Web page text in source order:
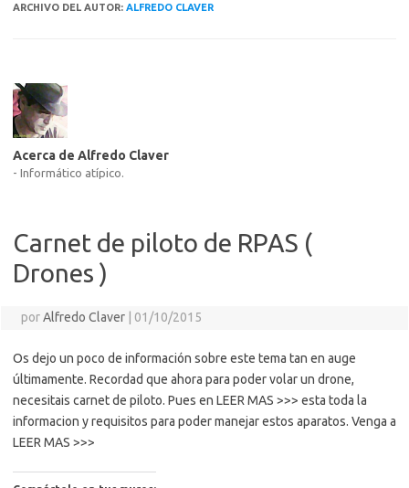
ARCHIVO DEL AUTOR: ALFREDO CLAVER
Acerca de Alfredo Claver
- Informático atípico.
Carnet de piloto de RPAS (
‪Drones‬ )
porAlfredo Claver 01/10/2015
Os dejo un poco de información sobre este tema tan en auge
últimamente. Recordad que ahora para poder volar un drone,
necesitais carnet de piloto. Pues en LEER MAS >>> esta toda la
informacion y requisitos para poder manejar estos aparatos. Venga a
LEER MAS >>>